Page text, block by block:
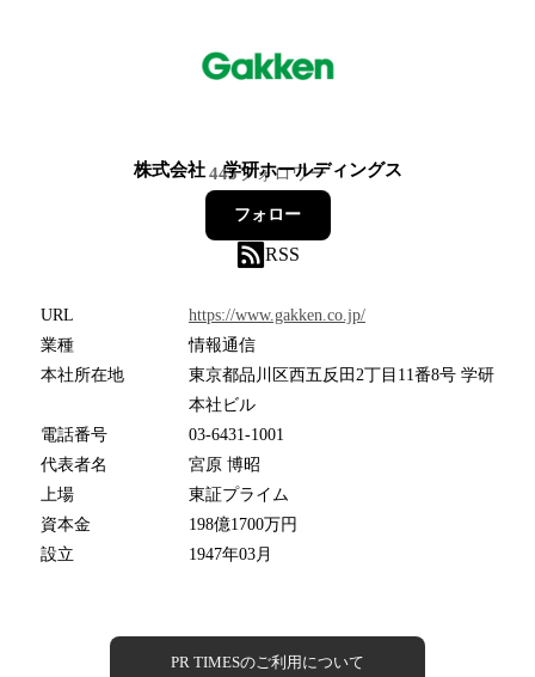
株式会社 学研ホールディングス
445フォロワー
フォロー
RSS
URL
https://www.gakken.co.jp/
業種
情報通信
本社所在地
東京都品川区西五反田2丁目11番8号 学研
本社ビル
電話番号
03-6431-1001
代表者名
宮原 博昭
上場
東証プライム
資本金
198億1700万円
設立
1947年03月
PR TIMESのご利用について